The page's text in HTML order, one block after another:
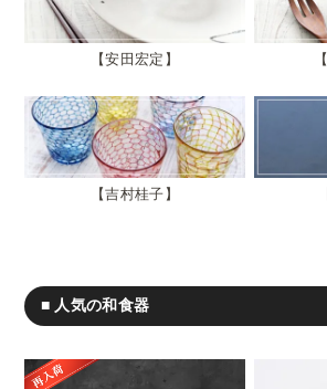
安田宏定
吉村桂子
■ 人気の和食器